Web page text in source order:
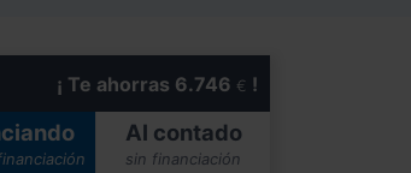
¡ Te ahorras 6.746 € !
Al contado
sin financiación